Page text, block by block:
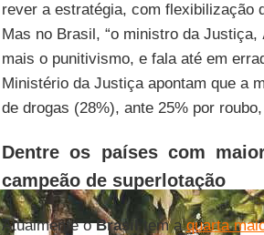
rever a estratégia, com flexibilização
Mas no Brasil, “o ministro da Justiça,
mais o punitivismo, e fala até em
Ministério da Justiça apontam que a
de drogas (28%), ante 25% por
Dentre os países com
campeão de superlotação
Atualmente oBrasiltem aquarta